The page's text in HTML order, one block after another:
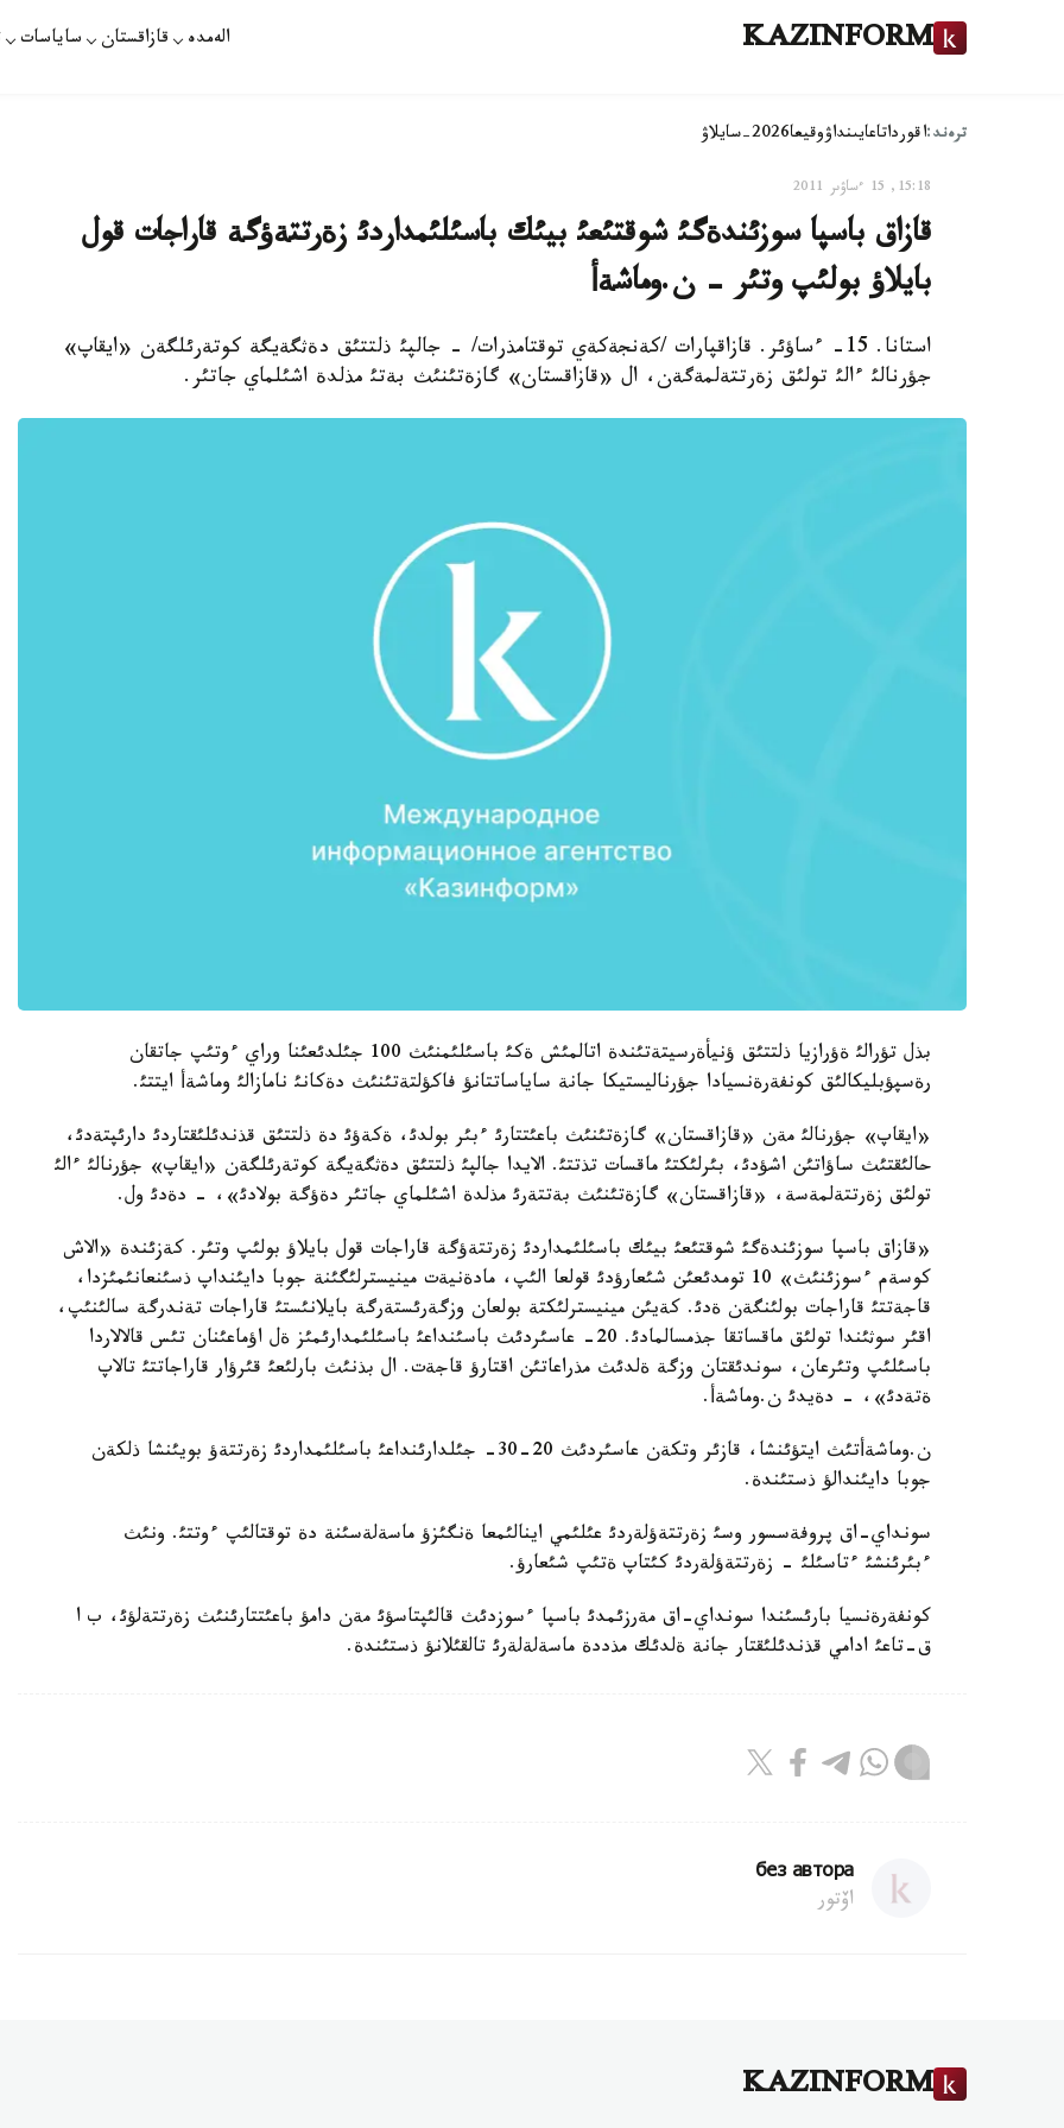
KAZINFORM الەمدە قازاقستان ساياسات
ترەند:اقورداتاعايىنداۋوقيعا2026-سايلاۋ
15:18, 15 ءساۋىر 2011
قازاق باسپا سوزئندةگئ شوقتئعئ بيئك باسئلئمداردئ زةرتتةؤگة قاراجات قول
بايلاؤ بولئپ وتئر - ن.وماشةأ
استانا. 15- ءساؤئر. قازاقپارات /كةنجةكةي توقتامذرات/ - جالپئ ذلتتئق دةثگةيگة كوتةرئلگةن «ايقاپ»
جؤرنالئ ءالئ تولئق زةرتتةلمةگةن، ال «قازاقستان» گازةتئنئث بةتئ مذلدة اشئلماي جاتئر.
بذل تؤرالئ ةؤرازيا ذلتتئق ؤنيأةرسيتةتئندة اتالمئش ةكئ باسئلئمنئث 100 جئلدئعئنا وراي ءوتئپ جاتقان
رةسپؤبليكالئق كونفةرةنسيادا جؤرناليستيكا جانة ساياساتتانؤ فاكؤلتةتئنئث دةكانئ نامازالئ وماشةأ ايتتئ.
«ايقاپ» جؤرنالئ مةن «قازاقستان» گازةتئنئث باعئتتارئ ءبئر بولدئ، ةكةؤئ دة ذلتتئق قذندئلئقتاردئ دارئپتةدئ،
حالئقتئث ساؤاتئن اشؤدئ، بئرلئكتئ ماقسات تذتتئ. الايدا جالپئ ذلتتئق دةثگةيگة كوتةرئلگةن «ايقاپ» جؤرنالئ ءالئ
تولئق زةرتتةلمةسة، «قازاقستان» گازةتئنئث بةتتةرئ مذلدة اشئلماي جاتئر دةؤگة بولادئ»، - دةدئ ول.
«قازاق باسپا سوزئندةگئ شوقتئعئ بيئك باسئلئمداردئ زةرتتةؤگة قاراجات قول بايلاؤ بولئپ وتئر. كةزئندة «الاش
كوسةم ءسوزئنئث» 10 تومدئعئن شئعارؤدئ قولعا الئپ، مادةنيةت مينيسترلئگئنة جوبا دايئنداپ ذسئنعانئمئزدا،
قاجةتتئ قاراجات بولئنگةن ةدئ. كةيئن مينيسترلئكتة بولعان وزگةرئستةرگة بايلانئستئ قاراجات تةندرگة سالئنئپ،
اقئر سوثئندا تولئق ماقساتقا جذمسالمادئ. 20- عاسئردئث باسئنداعئ باسئلئمدارئمئز ةل اؤماعئنان تئس قالالاردا
باسئلئپ وتئرعان، سوندئقتان وزگة ةلدئث مذراعاتئن اقتارؤ قاجةت. ال بذنئث بارلئعئ قئرؤار قاراجاتتئ تالاپ
ةتةدئ»، - دةيدئ ن.وماشةأ.
ن.وماشةأتئث ايتؤئنشا، قازئر وتكةن عاسئردئث 20-30- جئلدارئنداعئ باسئلئمداردئ زةرتتةؤ بويئنشا ذلكةن
جوبا دايئندالؤ ذستئندة.
سونداي-اق پروفةسسور وسئ زةرتتةؤلةردئ عئلئمي اينالئمعا ةنگئزؤ ماسةلةسئنة دة توقتالئپ ءوتتئ. ونئث
ءبئرئنشئ ءتاسئلئ - زةرتتةؤلةردئ كئتاپ ةتئپ شئعارؤ.
كونفةرةنسيا بارئسئندا سونداي-اق مةرزئمدئ باسپا ءسوزدئث قالئپتاسؤئ مةن دامؤ باعئتتارئنئث زةرتتةلؤئ، ب ا
ق-تاعئ ادامي قذندئلئقتار جانة ةلدئك مذددة ماسةلةلةرئ تالقئلانؤ ذستئندة.
без автора
اۆتور
KAZINFORM